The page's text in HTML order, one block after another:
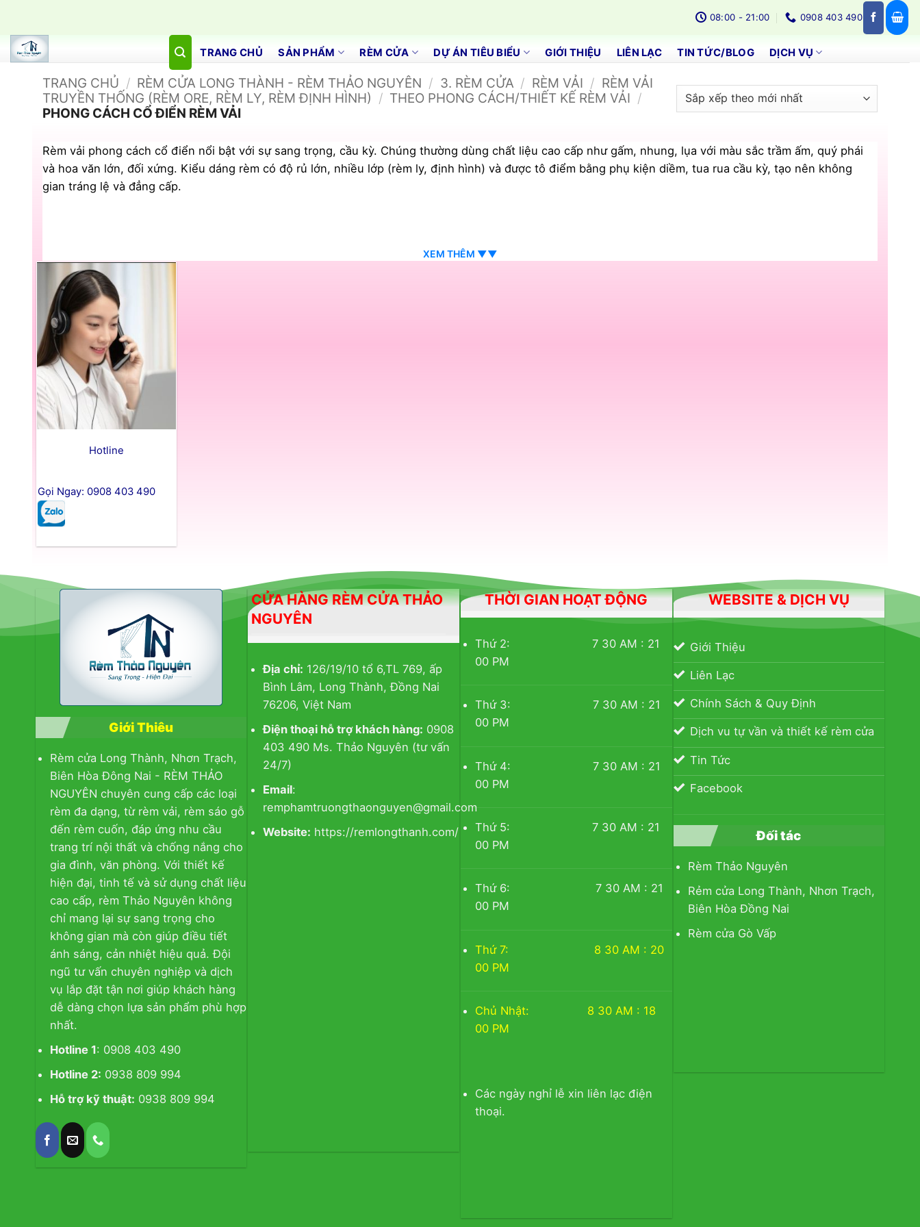
nội
dung
08:00 - 21:00 0908 403 490
TRANG CHỦ SẢN PHẨM RÈM CỬA DỰ ÁN TIÊU BIỂU GIỚI THIỆU LIÊN LẠC TIN TỨC/BLOG DỊCH VỤ
TRANG CHỦ / RÈM CỬA LONG THÀNH - RÈM THẢO NGUYÊN / 3. RÈM CỬA / RÈM VẢI / RÈM VẢI
TRUYỀN THỐNG (RÈM ORE, RÈM LY, RÈM ĐỊNH HÌNH) / THEO PHONG CÁCH/THIẾT KẾ RÈM VẢI /
PHONG CÁCH CỔ ĐIỂN RÈM VẢI
Rèm vải phong cách cổ điển nổi bật với sự sang trọng, cầu kỳ. Chúng thường dùng chất liệu cao cấp như gấm, nhung, lụa với màu sắc trầm ấm, quý phái
và hoa văn lớn, đối xứng. Kiểu dáng rèm có độ rủ lớn, nhiều lớp (rèm ly, định hình) và được tô điểm bằng phụ kiện diềm, tua rua cầu kỳ, tạo nên không
gian tráng lệ và đẳng cấp.
XEM THÊM ▼▼
Hotline
Gọi Ngay: 0908 403 490
Giới Thiêu
Rèm cửa Long Thành, Nhơn Trạch,
Biên Hòa Đông Nai - RÈM THẢO
NGUYÊN chuyên cung cấp các loại
rèm đa dạng, từ rèm vải, rèm sáo gỗ
đến rèm cuốn, đáp ứng nhu cầu
trang trí nội thất và chống nắng cho
gia đình, văn phòng. Với thiết kế
hiện đại, tinh tế và sử dụng chất liệu
cao cấp, rèm Thảo Nguyên không
chỉ mang lại sự sang trọng cho
không gian mà còn giúp điều tiết
ánh sáng, cản nhiệt hiệu quả. Đội
ngũ tư vấn chuyên nghiệp và dịch
vụ lắp đặt tận nơi giúp khách hàng
dễ dàng chọn lựa sản phẩm phù hợp
nhất.
Hotline 1: 0908 403 490
Hotline 2: 0938 809 994
Hỗ trợ kỹ thuật: 0938 809 994
CỬA HÀNG RÈM CỬA THẢO
NGUYÊN
Địa chỉ: 126/19/10 tổ 6,TL 769, ấp
Bình Lâm, Long Thành, Đồng Nai
76206, Việt Nam
Điện thoại hỗ trợ khách hàng: 0908
403 490 Ms. Thảo Nguyên (tư vấn
24/7)
Email:
remphamtruongthaonguyen@gmail.com
Website: https://remlongthanh.com/
THỜI GIAN HOẠT ĐỘNG
Thứ 2: 7 30 AM : 21
00 PM
Thứ 3: 7 30 AM : 21
00 PM
Thứ 4: 7 30 AM : 21
00 PM
Thứ 5: 7 30 AM : 21
00 PM
Thứ 6: 7 30 AM : 21
00 PM
Thứ 7: 8 30 AM : 20
00 PM
Chủ Nhật: 8 30 AM : 18
00 PM
Các ngày nghỉ lễ xin liên lạc điện
thoại.
WEBSITE & DỊCH VỤ
Giới Thiệu
Liên Lạc
Chính Sách & Quy Định
Dịch vu tự vần và thiết kế rèm cửa
Tin Tức
Facebook
Đối tác
Rèm Thảo Nguyên
Rẻm cửa Long Thành, Nhơn Trạch,
Biên Hòa Đồng Nai
Rèm cửa Gò Vấp